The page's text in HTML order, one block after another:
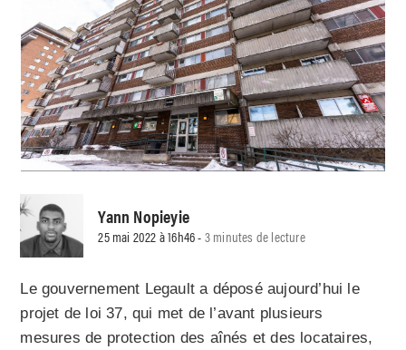
Yann Nopieyie
25 mai 2022 à 16h46 -3 minutes de lecture
Le gouvernement Legault a déposé aujourd’hui le
projet de loi 37, qui met de l’avant plusieurs
mesures de protection des aînés et des locataires,